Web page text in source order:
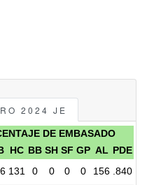
2024 JE
DE EMBASADO
HC BB SH SF GP AL
PDE
131 0 0 0 0 156 .840